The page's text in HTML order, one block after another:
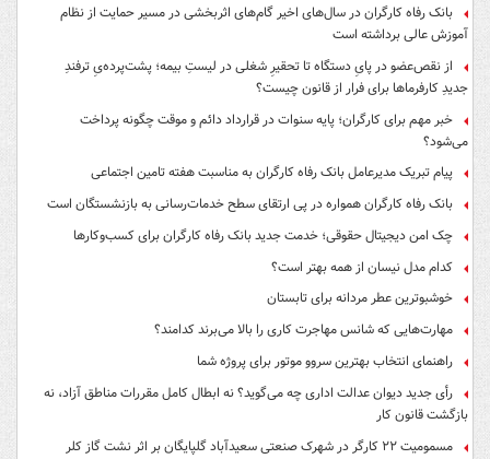
بانک رفاه کارگران در سال‌های اخیر گام‌های اثربخشی در مسیر حمایت از نظام
آموزش عالی برداشته است
از نقص‌عضو در پایِ دستگاه تا تحقیرِ شغلی در لیستِ بیمه؛ پشت‌پرده‌یِ ترفندِ
جدیدِ کارفرماها برای فرار از قانون چیست؟
خبر مهم برای کارگران؛ پایه سنوات در قرارداد دائم و موقت چگونه پرداخت
می‌شود؟
پیام تبریک مدیرعامل بانک رفاه کارگران به مناسبت هفته تامین اجتماعی
بانک رفاه کارگران همواره در پی ارتقای سطح خدمات‌رسانی به بازنشستگان است
چک امن دیجیتال حقوقی؛ خدمت جدید بانک رفاه کارگران برای کسب‌وکارها
کدام مدل نیسان از همه بهتر است؟
خوشبوترین عطر مردانه برای تابستان
مهارت‌هایی که شانس مهاجرت کاری را بالا می‌برند کدامند؟
راهنمای انتخاب بهترین سروو موتور برای پروژه شما
رأی جدید دیوان عدالت اداری چه می‌گوید؟ نه ابطال کامل مقررات مناطق آزاد، نه
بازگشت قانون کار
مسمومیت ۲۲ کارگر در شهرک صنعتی سعیدآباد گلپایگان بر اثر نشت گاز کلر